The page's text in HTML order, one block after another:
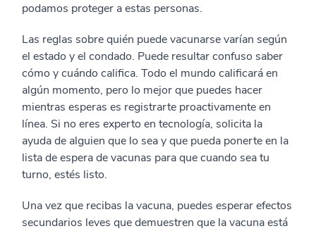
podamos proteger a estas personas.
Las reglas sobre quién puede vacunarse varían según
el estado y el condado. Puede resultar confuso saber
cómo y cuándo califica. Todo el mundo calificará en
algún momento, pero lo mejor que puedes hacer
mientras esperas es registrarte proactivamente en
línea. Si no eres experto en tecnología, solicita la
ayuda de alguien que lo sea y que pueda ponerte en la
lista de espera de vacunas para que cuando sea tu
turno, estés listo.
Una vez que recibas la vacuna, puedes esperar efectos
secundarios leves que demuestren que la vacuna está